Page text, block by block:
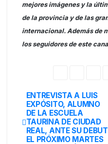
mejores imágenes y la
de la provincia y de las
internacional. Además de
los seguidores de este
ENTREVISTA A LUIS
EXPÓSITO, ALUMNO
DE LA ESCUELA
TAURINA DE CIUDAD
REAL, ANTE SU DEBUT
EL PRÓXIMO MARTES